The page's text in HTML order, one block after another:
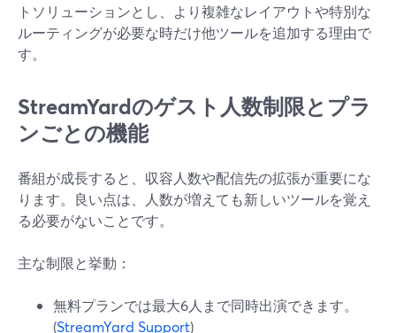
トソリューションとし、より複雑なレイアウトや特別な
ルーティングが必要な時だけ他ツールを追加する理由で
す。
StreamYardのゲスト人数制限とプラ
ンごとの機能
番組が成長すると、収容人数や配信先の拡張が重要にな
ります。良い点は、人数が増えても新しいツールを覚え
る必要がないことです。
主な制限と挙動：
無料プランでは最大6人まで同時出演できます。
(StreamYard Support)